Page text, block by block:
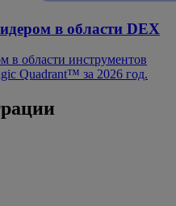
в области DEX
в области инструментов
Quadrant™ за 2026 год.